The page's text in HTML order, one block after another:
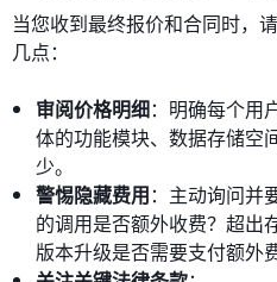
当您收到最终报价和合同时，
几点：
审阅价格明细：明确每个用
体的功能模块、数据存储空
少。
警惕隐藏费用：主动询问并
的调用是否额外收费？超出
版本升级是否需要支付额外